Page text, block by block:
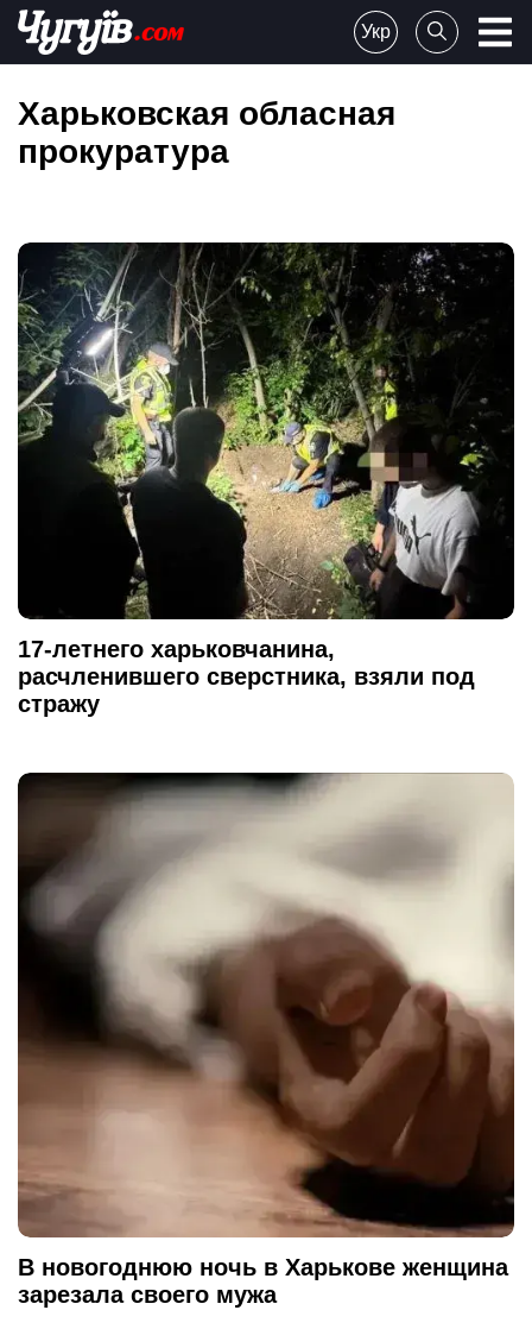
Skip
content
Chuguiv
Укр
Харьковская обласная
прокуратура
17-летнего харьковчанина,
расчленившего сверстника, взяли под
стражу
В новогоднюю ночь в Харькове женщина
зарезала своего мужа